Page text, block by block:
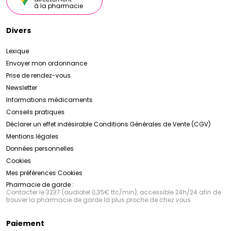
à la pharmacie
Divers
Lexique
Envoyer mon ordonnance
Prise de rendez-vous
Newsletter
Informations médicaments
Conseils pratiques
Déclarer un effet indésirableConditions Générales de Vente (CGV)
Mentions légales
Données personnelles
Cookies
Mes préférences Cookies
Pharmacie de garde :
Contacter le 3237 (audiotel 0,35€ ttc/min), accessible 24h/24 afin de
trouver la pharmacie de garde la plus proche de chez vous
Paiement